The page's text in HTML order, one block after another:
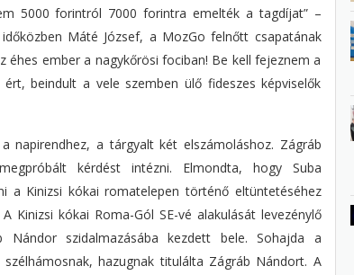
5000 forintról 7000 forintra emelték a tagdíjat” –
Máté József, a MozGo felnőtt csapatának
ember a nagykőrösi fociban! Be kell fejeznem a
beindult a vele szemben ülő fideszes képviselők
a tárgyalt két elszámoláshoz. Zágráb
kérdést intézni. Elmondta, hogy Suba
Kinizsi kókai romatelepen történő eltüntetéséhez
kókai Roma-Gól SE-vé alakulását levezénylő
Nándor szidalmazásába kezdett bele. Sohajda a
hazugnak titulálta Zágráb Nándort. A